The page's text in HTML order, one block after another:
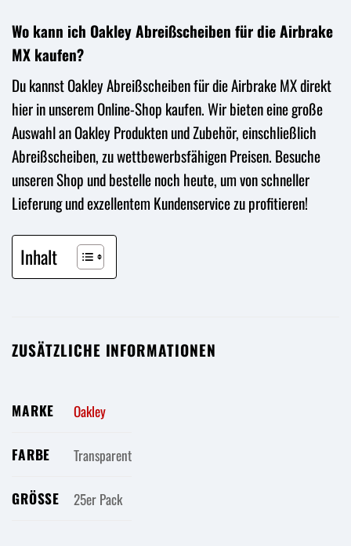
Wo kann ich Oakley Abreißscheiben für die Airbrake
MX kaufen?
Du kannst Oakley Abreißscheiben für die Airbrake MX direkt
hier in unserem Online-Shop kaufen. Wir bieten eine große
Auswahl an Oakley Produkten und Zubehör, einschließlich
Abreißscheiben, zu wettbewerbsfähigen Preisen. Besuche
unseren Shop und bestelle noch heute, um von schneller
Lieferung und exzellentem Kundenservice zu profitieren!
Inhalt
ZUSÄTZLICHE INFORMATIONEN
MARKE Oakley
FARBE Transparent
GRÖSSE 25er Pack